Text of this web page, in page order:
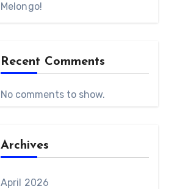
Melongo!
Recent Comments
No comments to show.
Archives
April 2026